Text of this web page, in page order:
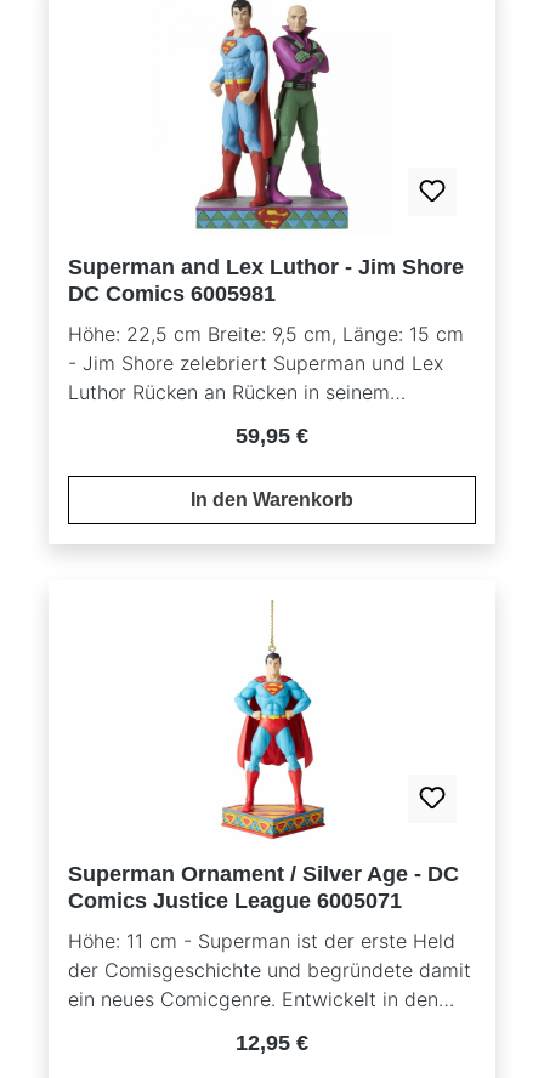
Green Lantern alles materialisieren, was sie
sich vorstellen. . Es gab mehrere Green
Lanterns, darunter Alan Scott, Hal Jordan,
Guy Gardner, John Stewart und Kyle Rayner.
Hier geht es zu einem Video mit 360°
Ansichten der Figuren
Superman and Lex Luthor - Jim Shore
DC Comics 6005981
Höhe: 22,5 cm Breite: 9,5 cm, Länge: 15 cm
- Jim Shore zelebriert Superman und Lex
Luthor Rücken an Rücken in seinem
dem Volkskunst-Styling. Mit Sicherheit ist
diese Figur ein über Generationen hinweg
geschätztes Geschenk. Material: Kunstharz
Regulärer Preis:
59,95 €
In den Warenkorb
Superman Ornament / Silver Age - DC
Comics Justice League 6005071
Höhe: 11 cm - Superman ist der erste Held
der Comisgeschichte und begründete damit
ein neues Comicgenre. Entwickelt in den
Jerry Siegel und Joe Shuster, gehört
Regulärer Preis:
12,95 €